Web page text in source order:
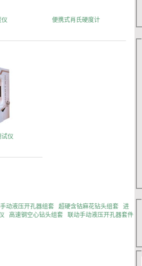
仪 便携式肖氏硬度计
仪
手动液压开孔器组套 超硬含钴麻花钻头组套
进
高速钢空心钻头组套 联动手动液压开孔器套件